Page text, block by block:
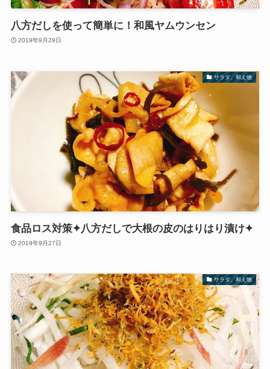
八方だしを使って簡単に！和風ヤムウンセン
2019年9月29日
サラダ、和え物
食品ロス対策✦八方だしで大根の皮のはりはり漬け✦
2019年9月27日
サラダ、和え物